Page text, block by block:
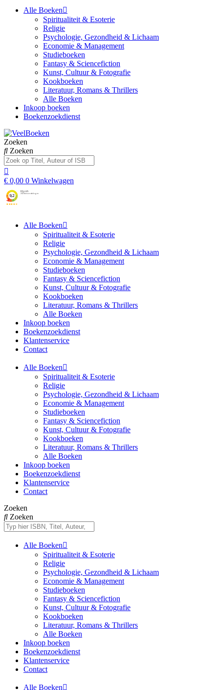
Alle Boeken
Spiritualiteit & Esoterie
Religie
Psychologie, Gezondheid & Lichaam
Economie & Management
Studieboeken
Fantasy & Sciencefiction
Kunst, Cultuur & Fotografie
Kookboeken
Literatuur, Romans & Thrillers
Alle Boeken
Inkoop boeken
Boekenzoekdienst
Zoeken
Zoeken
€ 0,00 0 Winkelwagen
Alle Boeken
Spiritualiteit & Esoterie
Religie
Psychologie, Gezondheid & Lichaam
Economie & Management
Studieboeken
Fantasy & Sciencefiction
Kunst, Cultuur & Fotografie
Kookboeken
Literatuur, Romans & Thrillers
Alle Boeken
Inkoop boeken
Boekenzoekdienst
Klantenservice
Contact
Alle Boeken
Spiritualiteit & Esoterie
Religie
Psychologie, Gezondheid & Lichaam
Economie & Management
Studieboeken
Fantasy & Sciencefiction
Kunst, Cultuur & Fotografie
Kookboeken
Literatuur, Romans & Thrillers
Alle Boeken
Inkoop boeken
Boekenzoekdienst
Klantenservice
Contact
Zoeken
Zoeken
Alle Boeken
Spiritualiteit & Esoterie
Religie
Psychologie, Gezondheid & Lichaam
Economie & Management
Studieboeken
Fantasy & Sciencefiction
Kunst, Cultuur & Fotografie
Kookboeken
Literatuur, Romans & Thrillers
Alle Boeken
Inkoop boeken
Boekenzoekdienst
Klantenservice
Contact
Alle Boeken